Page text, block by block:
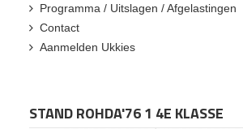
Programma / Uitslagen / Afgelastingen
Contact
Aanmelden Ukkies
STAND ROHDA'76 1 4E KLASSE